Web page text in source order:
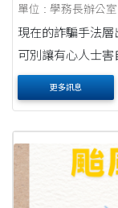
單位 : 學務長辦公室
現在的詐騙手法層
可別讓有心人士害
更多訊息